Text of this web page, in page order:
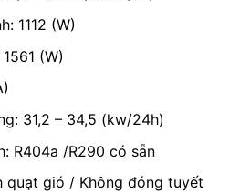
1112 (W)
(W)
31,2 – 34,5 (kw/24h)
R404a /R290 có sẵn
quạt gió / Không đóng tuyết